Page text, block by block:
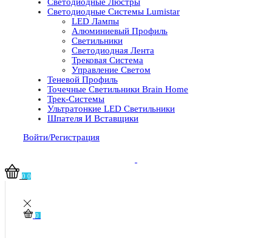
Светодиодные Системы Lumistar
LED Лампы
Алюминиевый Профиль
Светильники
Светодиодная Лента
Трековая Система
Управление Светом
Теневой Профиль
Точечные Светильники Brain Home
Трек-Системы
Ультратонкие LED Светильники
Шпателя И Вставщики
Войти/Регистрация
0 0
0